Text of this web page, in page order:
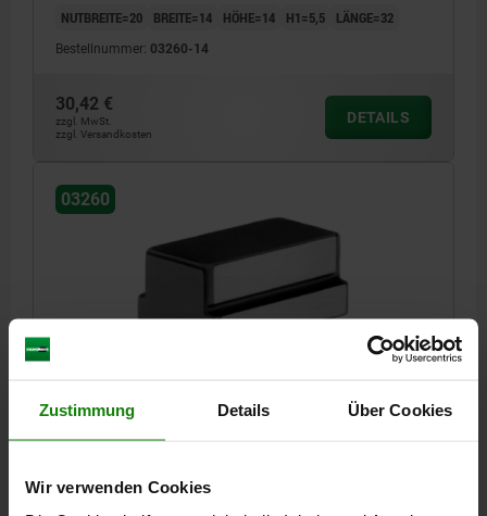
Zustimmung Details Über Cookies
Wir verwenden Cookies
NUTBREITE=20 BREITE=14 HÖHE=14 H1=5,5 LÄNGE=32
Bestellnummer: 03260-14
30,42 €
zzgl. MwSt.
zzgl. Versandkosten
DETAILS
03260
NUTBREITE=20